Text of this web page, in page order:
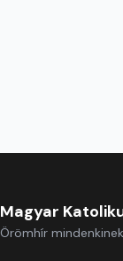
Magyar
Örömhír